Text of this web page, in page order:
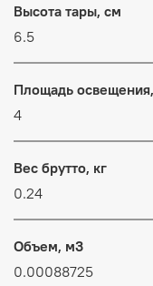
Высота тары, см
6.5
Площадь
4
Вес брутто, кг
0.24
Объем, м3
0.00088725